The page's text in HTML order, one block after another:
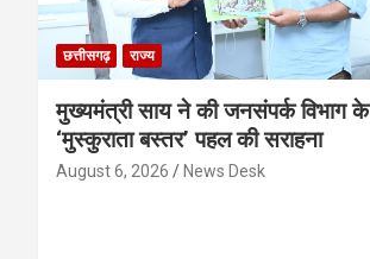
छत्तीसगढ़ राज्य
मुख्यमंत्री साय ने की जनसंपर्क विभाग के
‘मुस्कुराता बस्तर’ पहल की सराहना
August 6, 2026 News Desk